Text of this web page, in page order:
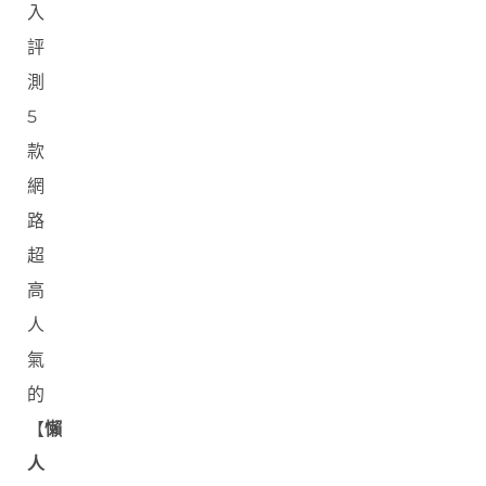
入
評
測
5
款
網
路
超
高
人
氣
的
【懶
人